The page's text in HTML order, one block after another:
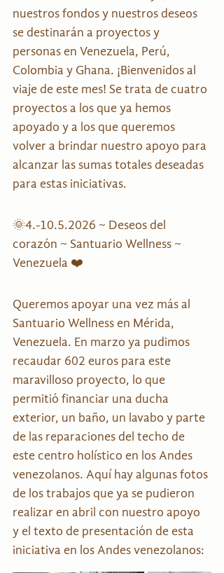
nuestros fondos y nuestros deseos
se destinarán a proyectos y
personas en Venezuela, Perú,
Colombia y Ghana. ¡Bienvenidos al
viaje de este mes! Se trata de cuatro
proyectos a los que ya hemos
apoyado y a los que queremos
volver a brindar nuestro apoyo para
alcanzar las sumas totales deseadas
para estas iniciativas.
🌞4.-10.5.2026 ~ Deseos del
corazón ~ Santuario Wellness ~
Venezuela ❤️
Queremos apoyar una vez más al
Santuario Wellness en Mérida,
Venezuela. En marzo ya pudimos
recaudar 602 euros para este
maravilloso proyecto, lo que
permitió financiar una ducha
exterior, un baño, un lavabo y parte
de las reparaciones del techo de
este centro holístico en los Andes
venezolanos. Aquí hay algunas fotos
de los trabajos que ya se pudieron
realizar en abril con nuestro apoyo
y el texto de presentación de esta
iniciativa en los Andes venezolanos: